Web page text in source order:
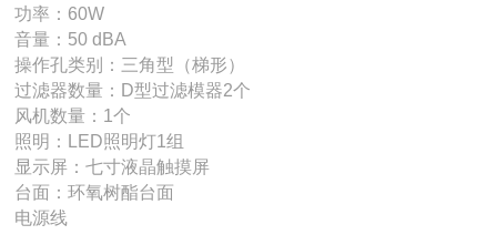
功率：60W
音量：50 dBA
操作孔类别：三角型（梯形）
过滤器数量：D型过滤模器2个
风机数量：1个
照明：LED照明灯1组
显示屏：七寸液晶触摸屏
台面：环氧树酯台面
电源线